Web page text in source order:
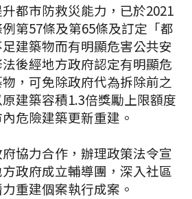
都市防救災能力，已於2021
第57條及第65條及訂定「都
建築物而有明顯危害公共安
後經地方政府認定有明顯危
，可免除政府代為拆除前之
建築容積1.3倍獎勵上限額度
危險建築更新重建。
協力合作，辦理政策法令宣
政府成立輔導團，深入社區
重建個案執行成案。